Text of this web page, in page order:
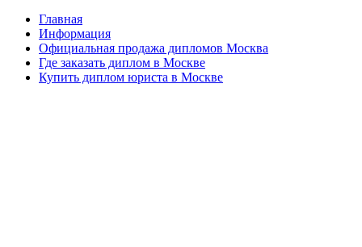
Главная
Информация
Официальная продажа дипломов Москва
Где заказать диплом в Москве
Купить диплом юриста в Москве